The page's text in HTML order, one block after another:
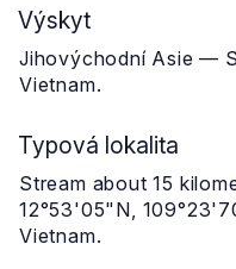
Výskyt
Jihovýchodní Asie —
Vietnam.
Typová lokalita
Stream about 15
12°53'05"N,
Vietnam.